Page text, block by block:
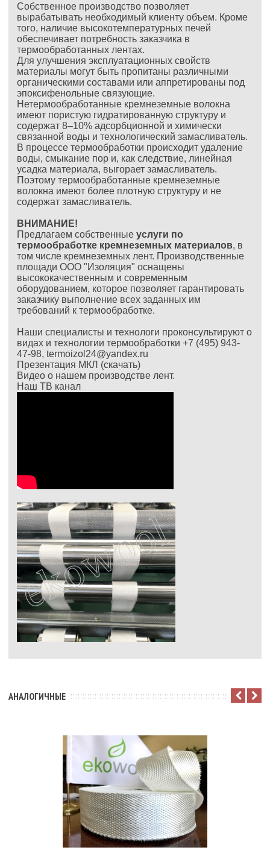
Собственное производство позволяет
вырабатывать необходимый клиенту объем. Кроме
того, наличие высокотемпературных печей
обеспечивает потребность заказчика в
термообработанных лентах.
Для улучшения эксплуатационных свойств
материалы могут быть пропитаны различными
органическими составами или аппретированы под
эпоксифенольные связующие.
Нетермообработанные кремнеземные волокна
имеют пористую гидратированную структуру и
содержат 8–10% адсорбционной и химически
связанной воды и технологический замасливатель.
В процессе термообработки происходит удаление
воды, смыкание пор и, как следствие, линейная
усадка материала, выгорает замасливатель.
Поэтому термообработанные кремнеземные
волокна имеют более плотную структуру и не
содержат замасливатель.
ВНИМАНИЕ!
Предлагаем собственные услуги по
термообработке кремнеземных материалов, в
том числе кремнеземных лент. Производственные
площади ООО "Изоляция" оснащены
высококачественным и современным
оборудованием, которое позволяет гарантировать
заказчику выполнение всех заданных им
требований к термообработке.
Наши специалисты и технологи проконсультируют о
видах и технологии термообработки +7 (495) 943-
47-98, termoizol24@yandex.ru
Презентация МКЛ (скачать)
Видео о нашем производстве лент.
Наш ТВ канал
АНАЛОГИЧНЫЕ